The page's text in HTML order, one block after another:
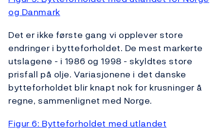
og Danmark
Det er ikke første gang vi opplever store
endringer i bytteforholdet. De mest markerte
utslagene - i 1986 og 1998 - skyldtes store
prisfall på olje. Variasjonene i det danske
bytteforholdet blir knapt nok for krusninger å
regne, sammenlignet med Norge.
Figur 6: Bytteforholdet med utlandet